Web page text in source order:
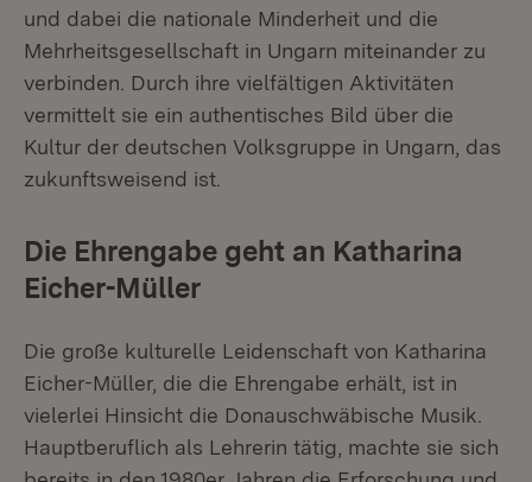
und dabei die nationale Minderheit und die
Mehrheitsgesellschaft in Ungarn miteinander zu
verbinden. Durch ihre vielfältigen Aktivitäten
vermittelt sie ein authentisches Bild über die
Kultur der deutschen Volksgruppe in Ungarn, das
zukunftsweisend ist.
Die Ehrengabe geht an Katharina
Eicher-Müller
Die große kulturelle Leidenschaft von Katharina
Eicher-Müller, die die Ehrengabe erhält, ist in
vielerlei Hinsicht die Donauschwäbische Musik.
Hauptberuflich als Lehrerin tätig, machte sie sich